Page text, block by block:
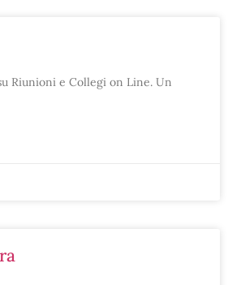
Riunioni e Collegi on Line. Un